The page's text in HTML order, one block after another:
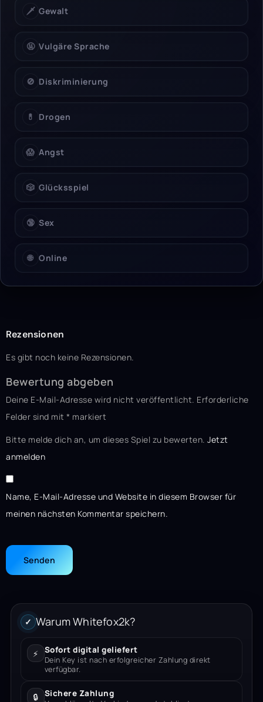
🗡️ Gewalt
🤬 Vulgäre Sprache
🚫 Diskriminierung
💊 Drogen
😱 Angst
🎲 Glücksspiel
🔞 Sex
🌐 Online
Rezensionen
Es gibt noch keine Rezensionen.
Bewertung abgeben
Deine E-Mail-Adresse wird nicht veröffentlicht. Erforderliche
Felder sind mit * markiert
Bitte melde dich an, um dieses Spiel zu bewerten. Jetzt
anmelden
Name, E-Mail-Adresse und Website in diesem Browser für
meinen nächsten Kommentar speichern.
✓ Warum Whitefox2k?
⚡ Sofort digital geliefert
Dein Key ist nach erfolgreicher Zahlung direkt
verfügbar.
🔒 Sichere Zahlung